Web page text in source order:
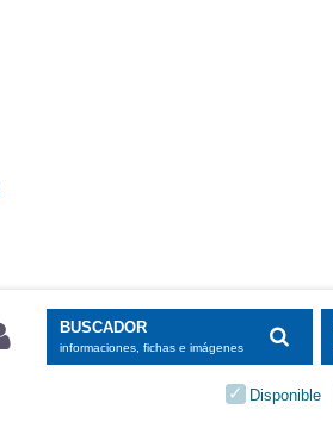
BUSCADOR
informaciones, fichas e imágenes
Disponible